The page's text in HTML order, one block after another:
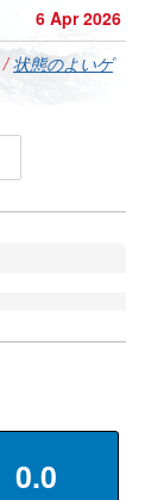
6 Apr 2026
/状態のよいゲ
0.0